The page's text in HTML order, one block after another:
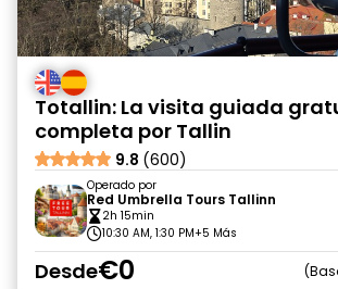
Totallin: La visita guiada
completa por Tallin
9.8 (600)
Operado por
Red Umbrella Tours Tallinn
2h 15min
10:30 AM, 1:30 PM+5 Más
Desde€0